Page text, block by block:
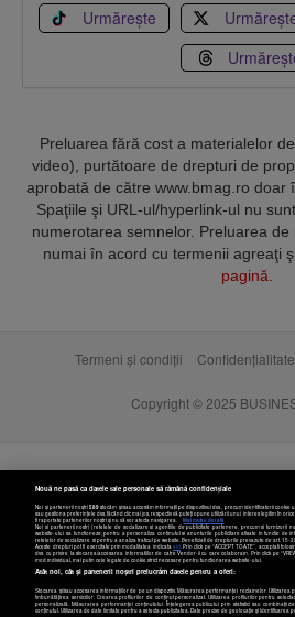
Urmărește
Preluarea fără cost a materialelor
video), purtătoare de drepturi de
aprobată de către www.bmag.ro doar
Spaţiile şi URL-ul/hyperlink-ul nu
numerotarea semnelor. Preluarea
numai în acord cu termenii agreaţi
pagină
Termeni și condiții Confidențialitate
Copyright © 2025
Setări cookies
Nouă ne pasă ca datele tale personale să rămână confidențiale
Noi și partenerii noștri589stocăm și/sau accesăm informații pe dispozitivul dvs., precum identificatorii
sau gestiona preferințele dvs. făcând clic mai jos, respectiv vă puteți opune utilizării unui interes legitim în
fi raportate partenerilor noștri și nu vă vor afecta navigarea.
Mai multe detalii
Noi si partenerii nostri (retelele de socializare si agentiile de publicitate partenere, precum si furnizorii
website-ului sa functioneze, pentru a personaliza continutul si anunturile publicitare afisate in functie de
retelelor de socializare si pentru a analiza traficul pe website. Beneficiati de drepturile prevazute de art.
Aceste drepturi pot fi exercitate prin modalitatea indicataaici. Prin click pe “ACCEPT TOATE”, acceptati
dvs. cu privire la stocarea/accesarea informatiilor de catre Vendor-ii cu care colaboram. Prin click pe
mod individual, mai putin cele legate de cookie strict necesare pentru functionarea website-ului.
Atât noi, cât și partenerii noștri prelucrăm datele pentru a oferi:
Stocarea și/sau accesarea informațiilor de pe un dispozitiv. Măsurarea performanței reclamelor. Utilizarea
îmbunătățirea serviciilor. Crearea profilurilor de conținut personalizat. Utilizarea profilurilor pentru
personalizată. Măsurarea performanței conținutului. Înțelegerea publicului prin statistici sau combinații
conținutul. Utilizarea de date limitate pentru a selecta publicitatea. Date precise de geolocație și identificarea